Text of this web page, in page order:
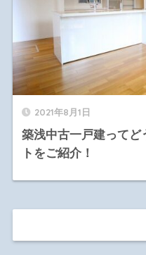
2021年8月1日
築浅中古一戸建って
トをご紹介！